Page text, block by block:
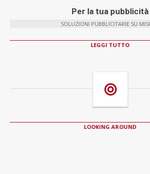
Per la tua pubblicità
SOLUZIONI PUBBLICITARIE SU
LEGGI TUTTO
LOOKING AROUND